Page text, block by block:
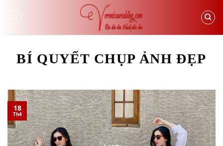
BÍ QUYẾT CHỤP ẢNH ĐẸP
18
Th4